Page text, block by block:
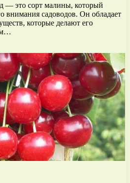
— это сорт малины, который
внимания садоводов. Он обладает
которые делают его